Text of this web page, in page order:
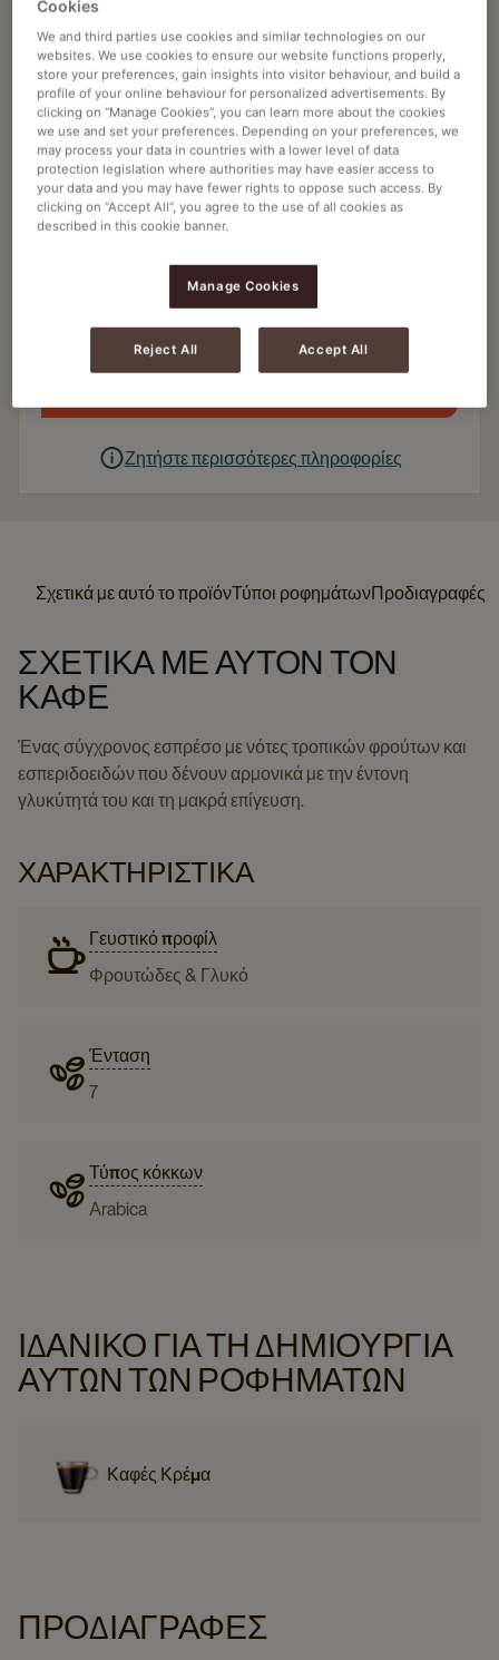
Κόκκοι καφέ & εσπρέσο
JACOBS TREASURES CREMA
Article no4242936
100% Αραμπίκα
Τροπικά & Εσπεριδοειδή
8 x 1KG
Ζητήστε περισσότερες πληροφορίες
Σχετικά με αυτό το προϊόνΤύποι ροφημάτωνΠροδιαγραφές
ΣΧΕΤΙΚΆ ΜΕ ΑΥΤΌΝ ΤΟΝ
ΚΑΦΈ
Ένας σύγχρονος εσπρέσο με νότες τροπικών φρούτων και
εσπεριδοειδών που δένουν αρμονικά με την έντονη
γλυκύτητά του και τη μακρά επίγευση.
ΧΑΡΑΚΤΗΡΙΣΤΙΚΆ
Γευστικό προφίλ
Φρουτώδες & Γλυκό
Ένταση
7
Τύπος κόκκων
Arabica
ΙΔΑΝΙΚΌ ΓΙΑ ΤΗ ΔΗΜΙΟΥΡΓΊΑ
ΑΥΤΏΝ ΤΩΝ ΡΟΦΗΜΆΤΩΝ
Καφές Κρέμα
ΠΡΟΔΙΑΓΡΑΦΈΣ
Cookies
We and third parties use cookies and similar technologies on our
websites. We use cookies to ensure our website functions properly,
store your preferences, gain insights into visitor behaviour, and build a
profile of your online behaviour for personalized advertisements. By
clicking on “Manage Cookies”, you can learn more about the cookies
we use and set your preferences. Depending on your preferences, we
may process your data in countries with a lower level of data
protection legislation where authorities may have easier access to
your data and you may have fewer rights to oppose such access. By
clicking on “Accept All”, you agree to the use of all cookies as
described in this cookie banner.
Manage Cookies
Reject All Accept All